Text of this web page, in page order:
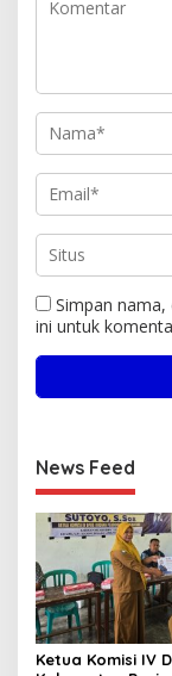
Simpan
ini untuk
News Feed
Ketua Komisi IV